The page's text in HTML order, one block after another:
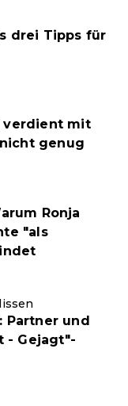
drei Tipps für
verdient mit
genug
Ronja
"als
Partner und
- Gejagt"-